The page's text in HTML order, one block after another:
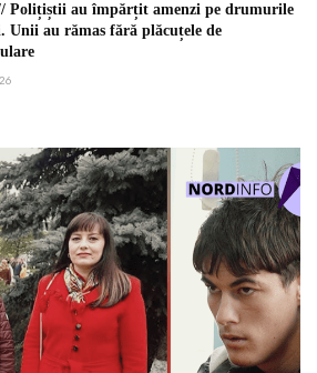
Polițiștii au împărțit amenzi pe drumurile
Unii au rămas fără plăcuțele de